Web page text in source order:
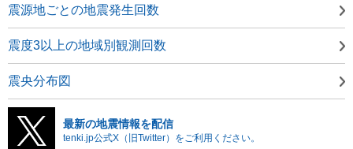
震源地ごとの地震発生回数
震度3以上の地域別観測回数
震央分布図
最新の地震情報を配信
tenki.jp公式X（旧Twitter）をご利用ください。